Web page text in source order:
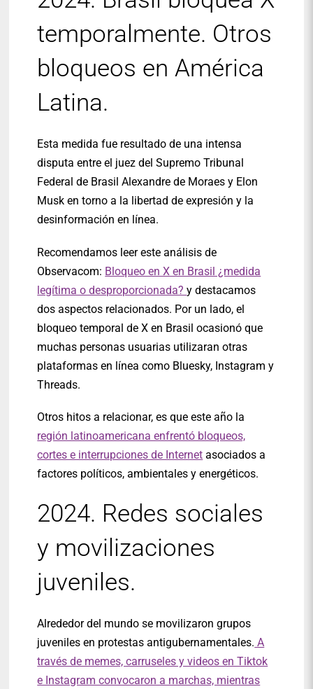
temporalmente. Otros
bloqueos en América
Latina.
Esta medida fue resultado de una intensa
disputa entre el juez del Supremo Tribunal
Federal de Brasil Alexandre de Moraes y Elon
Musk en torno a la libertad de expresión y la
desinformación en línea.
Recomendamos leer este análisis de
Observacom: Bloqueo en X en Brasil ¿medida
legítima o desproporcionada?y destacamos
dos aspectos relacionados. Por un lado, el
bloqueo temporal de X en Brasil ocasionó que
muchas personas usuarias utilizaran otras
plataformas en línea como Bluesky, Instagram y
Threads.
Otros hitos a relacionar, es que este año la
región latinoamericana enfrentó bloqueos,
cortes e interrupciones de Internet asociados a
factores políticos, ambientales y energéticos.
2024. Redes sociales
y movilizaciones
juveniles.
Alrededor del mundo se movilizaron grupos
juveniles en protestas antigubernamentales. A
través de memes, carruseles y videos en Tiktok
e Instagram convocaron a marchas, mientras